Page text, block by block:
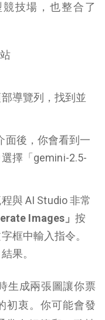
技場，也整合了
導覽列，找到並
面後，你會看到一
擇「gemini-2.5-
程與 AI Studio 非常
Images」按
框中輸入指令。
果。
生成兩張圖讓你票
初衷。你可能會發